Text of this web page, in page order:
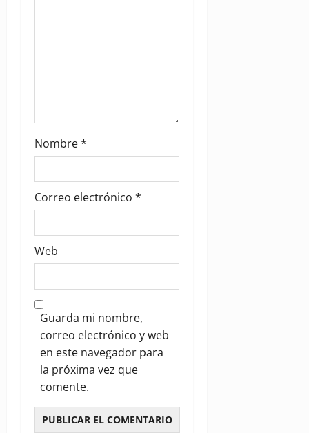
Nombre*
Correo electrónico *
Web
Guarda mi nombre,
correo electrónico y web
en este navegador para
la próxima vez que
comente.